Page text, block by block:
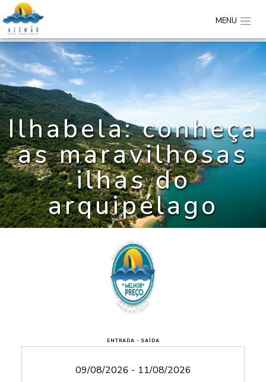
MENU
Ilhabela: conheça
as maravilhosas
ilhas do
arquipélago
ENTRADA - SAÍDA